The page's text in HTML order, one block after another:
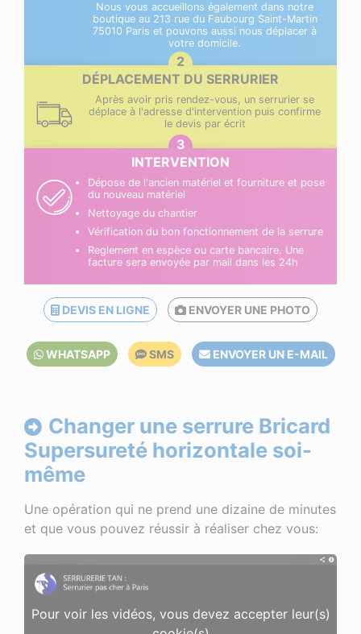
Nous vous accueillons également dans notre
boutique au 213 rue du Faubourg Saint-Martin
75010 Paris et pouvons aussi nous déplacer à
votre domicile.
DÉPLACEMENT DU SERRURIER
Après avoir pris rendez-vous, un serrurier se
déplace à l'adresse d'intervention puis confirme
le devis par écrit
INTERVENTION
Dépose de l'ancien matériel et fourniture et pose
du nouveau matériel
Nettoyage du chantier
Vérification du bon fonctionnement de la serrure
Reglement en espèce ou carte bancaire. Une
facture sera envoyée par mail dans les 24h
DEVIS EN LIGNE ENVOYER UNE PHOTO
WHATSAPP SMS ENVOYER UN E-MAIL
Changer une serrure Bricard
Supersureté horizontale soi-
même
Une opération qui ne prend une dizaine de minutes
et que vous pouvez réussir à réaliser chez vous:
Pour voir les vidéos, vous devez accepter leur(s)